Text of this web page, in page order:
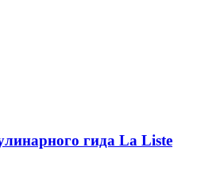
гида La Liste